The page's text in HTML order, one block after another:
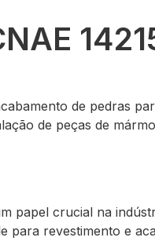
de pedras
de peças de
papel crucial na
para revestimento e